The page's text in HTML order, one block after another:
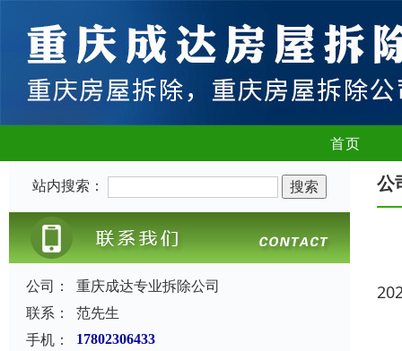
首页
站内搜索：
公司：
重庆成达专业拆除公司
联系：
范先生
手机：
17802306433
公